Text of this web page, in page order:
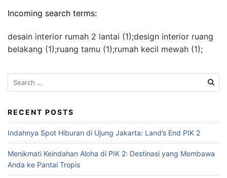
Incoming search terms:
desain interior rumah 2 lantai (1);design interior ruang
belakang (1);ruang tamu (1);rumah kecil mewah (1);
e
r
c
h
f
o
r
RECENT POSTS
Indahnya Spot Hiburan di Ujung Jakarta: Land’s End PIK 2
Menikmati Keindahan Aloha di PIK 2: Destinasi yang Membawa
Anda ke Pantai Tropis